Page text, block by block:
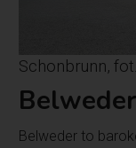
Schonbrunn,
Belweder
Belweder to